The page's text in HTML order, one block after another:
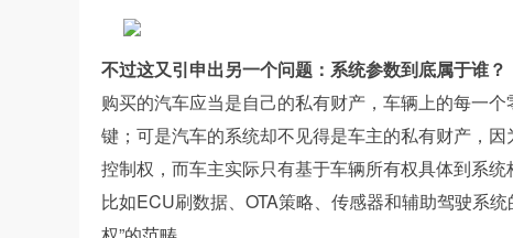
不过这又引申出另一个问题：系统参数到底属于谁？
购买的汽车应当是自己的私有财产，车辆上的每一
键；可是汽车的系统却不见得是车主的私有财产，
控制权，而车主实际只有基于车辆所有权具体到系统
比如ECU刷数据、OTA策略、传感器和辅助驾驶系